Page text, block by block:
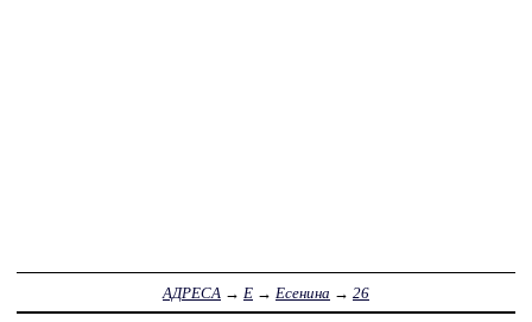
АДРЕСА → Е → Есенина → 26